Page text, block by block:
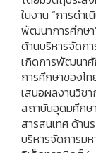
ในงาน “การดำ
พัฒนาการศึกษา
ด้านบริหารจัดก
เกิดการพัฒนาศั
การศึกษาของไท
เสนอผลงานวิช
สถาบันอุดมศึกษ
สารสนเทศ ด้าน
บริหารจัดการม